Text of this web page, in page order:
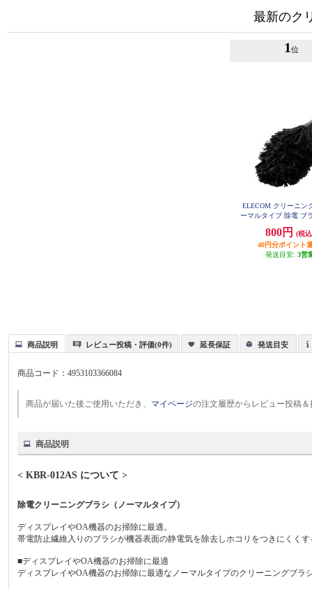
最新のク
1 位
ELECOM クリーニン
ーマルタイプ 除電 ブ
800円
(税
40円分ポイント
発送目安: 3営
商品説明 レビュー投稿・評価(0件) 延長保証 発送目安
商品コード：4953103366084
商品が届いた後ご使用いただき、 マイページの注文履歴からレビュー投稿
商品説明
< KBR-012AS について >
除電クリーニングブラシ（ノーマルタイプ）
ディスプレイやOA機器のお掃除に最適。
帯電防止繊維入りのブラシが機器表面の静電気を除去しホコリをつきにくく
■ディスプレイやOA機器のお掃除に最適
ディスプレイやOA機器のお掃除に最適なノーマルタイプのクリーニングブラ